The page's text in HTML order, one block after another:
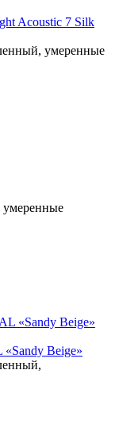
Acoustic 7 Silk
умеренные
умеренные
Beige»